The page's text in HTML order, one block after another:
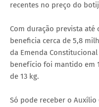
recentes no preço do
Com duração prevista até
beneficia cerca de 5,8
da Emenda
benefício foi mantido em
de 13 kg.
Só pode receber o